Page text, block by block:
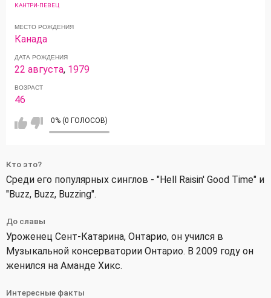
КАНТРИ-ПЕВЕЦ
МЕСТО РОЖДЕНИЯ
Канада
ДАТА РОЖДЕНИЯ
22 августа, 1979
ВОЗРАСТ
46
0% (0 ГОЛОСОВ)
Кто это?
Среди его популярных синглов - "Hell Raisin' Good Time" и
"Buzz, Buzz, Buzzing".
До славы
Уроженец Сент-Катарина, Онтарио, он учился в
Музыкальной консерватории Онтарио. В 2009 году он
женился на Аманде Хикс.
Интересные факты